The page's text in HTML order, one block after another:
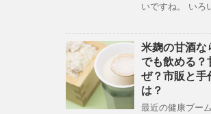
いですね。 いろ
米麹の甘酒な
でも飲める？
ぜ？市販と手
は？
最近の健康ブー